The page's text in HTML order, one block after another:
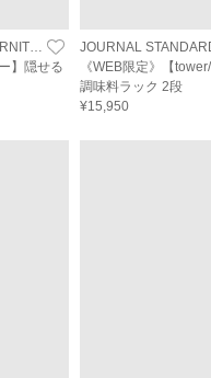
】隠せる
《WEB限定》【
調味料ラック 2段
¥15,950